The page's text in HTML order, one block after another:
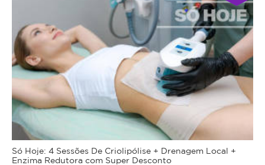
Só Hoje: 4 Sessões De Criolipólise + Drenagem Local +
Enzima Redutora com Super Desconto